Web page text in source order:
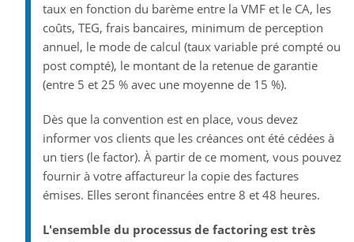
taux en fonction du barème entre la VMF et le CA, les
coûts, TEG, frais bancaires, minimum de perception
annuel, le mode de calcul (taux variable pré compté ou
post compté), le montant de la retenue de garantie
(entre 5 et 25 % avec une moyenne de 15 %).
Dès que la convention est en place, vous devez
informer vos clients que les créances ont été cédées à
un tiers (le factor). À partir de ce moment, vous pouvez
fournir à votre affactureur la copie des factures
émises. Elles seront financées entre 8 et 48 heures.
L'ensemble du processus de factoring est très